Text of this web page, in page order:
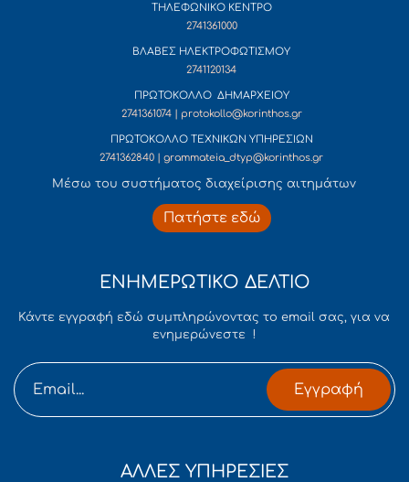
ΤΗΛΕΦΩΝΙΚΟ ΚΕΝΤΡΟ
2741361000
ΒΛΑΒΕΣ ΗΛΕΚΤΡΟΦΩΤΙΣΜΟΥ
2741120134
ΠΡΩΤΟΚΟΛΛΟ ΔΗΜΑΡΧΕΙΟΥ
2741361074 | protokollo@korinthos.gr
ΠΡΩΤΟΚΟΛΛΟ ΤΕΧΝΙΚΩΝ ΥΠΗΡΕΣΙΩΝ
2741362840 | grammateia_dtyp@korinthos.gr
Mέσω του συστήματος διαχείρισης αιτημάτων
Πατήστε εδώ
ΕΝΗΜΕΡΩΤΙΚΟ ΔΕΛΤΙΟ
Κάντε εγγραφή εδώ συμπληρώνοντας το email σας, για να
ενημερώνεστε !
Εγγραφή
ΑΛΛΕΣ ΥΠΗΡΕΣΙΕΣ